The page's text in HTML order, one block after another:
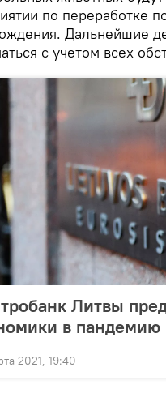
по переработке
Дальнейшие
с учетом всех
Литвы
в пандемию
2021, 19:40